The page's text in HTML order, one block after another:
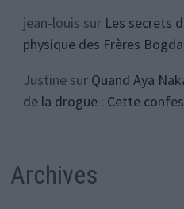
jean-louis sur Les secrets
physique des Frères
Justinesur Quand Aya
de la drogue : Cette
Archives